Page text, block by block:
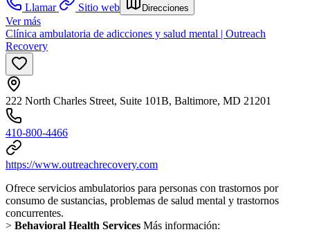
Llamar
Sitio web Direcciones
Ver más
Clínica ambulatoria de adicciones y salud mental | Outreach
Recovery
222 North Charles Street, Suite 101B, Baltimore, MD 21201
410-800-4466
https://www.outreachrecovery.com
Ofrece servicios ambulatorios para personas con trastornos por
consumo de sustancias, problemas de salud mental y trastornos
concurrentes.
> Behavioral Health Services Más información: